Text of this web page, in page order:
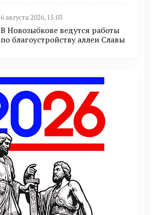
6 августа 2026, 15:03
В Новозыбкове ведутся работы
по благоустройству аллеи Славы